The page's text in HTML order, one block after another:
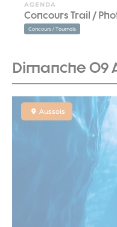
AGENDA
Concours Trail /
Concours / Tournois
Dimanche 09
Aussois